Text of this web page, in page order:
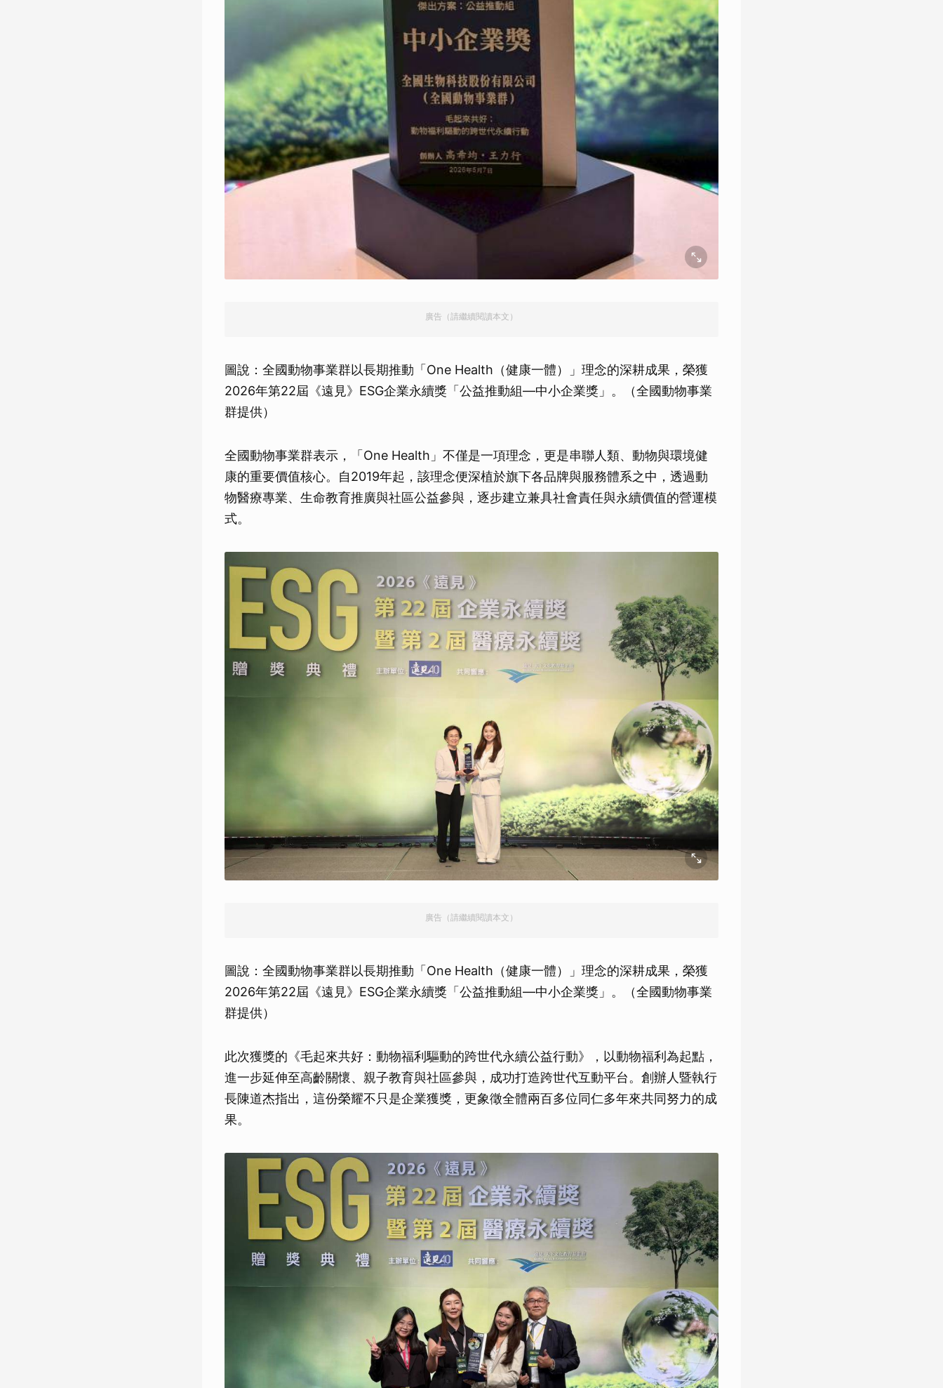
廣告（請繼續閱讀本文）
圖說：全國動物事業群以長期推動「One Health（健康一體）」理念的深耕成果，榮獲
2026年第22屆《遠見》ESG企業永續獎「公益推動組—中小企業獎」。（全國動物事業
群提供）
全國動物事業群表示，「One Health」不僅是一項理念，更是串聯人類、動物與環境健
康的重要價值核心。自2019年起，該理念便深植於旗下各品牌與服務體系之中，透過動
物醫療專業、生命教育推廣與社區公益參與，逐步建立兼具社會責任與永續價值的營運模
式。
廣告（請繼續閱讀本文）
圖說：全國動物事業群以長期推動「One Health（健康一體）」理念的深耕成果，榮獲
2026年第22屆《遠見》ESG企業永續獎「公益推動組—中小企業獎」。（全國動物事業
群提供）
此次獲獎的《毛起來共好：動物福利驅動的跨世代永續公益行動》，以動物福利為起點，
進一步延伸至高齡關懷、親子教育與社區參與，成功打造跨世代互動平台。創辦人暨執行
長陳道杰指出，這份榮耀不只是企業獲獎，更象徵全體兩百多位同仁多年來共同努力的成
果。
取消